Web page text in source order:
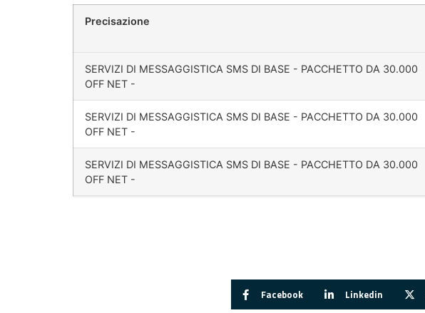
Precisazione
SERVIZI DI MESSAGGISTICA SMS DI BASE - PACCHETTO DA 30.000
OFF NET -
SERVIZI DI MESSAGGISTICA SMS DI BASE - PACCHETTO DA 30.000
OFF NET -
SERVIZI DI MESSAGGISTICA SMS DI BASE - PACCHETTO DA 30.000
OFF NET -
Facebook Linkedin